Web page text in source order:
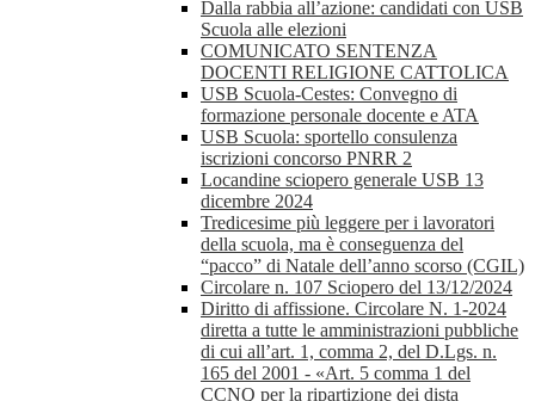
Dalla rabbia all’azione: candidati con USB
Scuola alle elezioni
COMUNICATO SENTENZA
DOCENTI RELIGIONE CATTOLICA
USB Scuola-Cestes: Convegno di
formazione personale docente e ATA
USB Scuola: sportello consulenza
iscrizioni concorso PNRR 2
Locandine sciopero generale USB 13
dicembre 2024
Tredicesime più leggere per i lavoratori
della scuola, ma è conseguenza del
“pacco” di Natale dell’anno scorso (CGIL)
Circolare n. 107 Sciopero del 13/12/2024
Diritto di affissione. Circolare N. 1-2024
diretta a tutte le amministrazioni pubbliche
di cui all’art. 1, comma 2, del D.Lgs. n.
165 del 2001 - «Art. 5 comma 1 del
CCNQ per la ripartizione dei dista